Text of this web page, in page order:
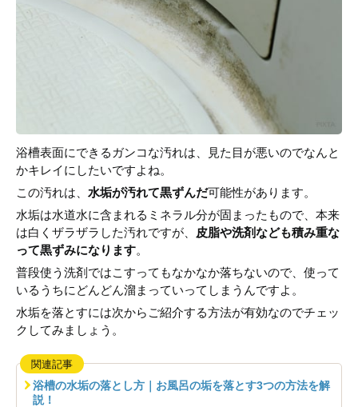
浴槽表面にできるガンコな汚れは、見た目が悪いのでなんと
かキレイにしたいですよね。
この汚れは、 水垢が汚れて黒ずんだ可能性があります。
水垢は水道水に含まれるミネラル分が固まったもので、本来
は白くザラザラした汚れですが、
皮脂や洗剤なども積み重な
って黒ずみになります。
普段使う洗剤ではこすってもなかなか落ちないので、使って
いるうちにどんどん溜まっていってしまうんですよ。
水垢を落とすには次からご紹介する方法が有効なのでチェッ
クしてみましょう。
関連記事
浴槽の水垢の落とし方｜お風呂の垢を落とす3つの方法を解
説！